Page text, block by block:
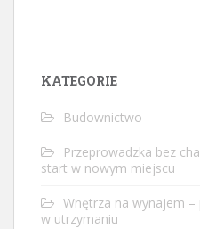
KATEGORIE
Budownictwo
Przeprowadzka bez
start w nowym miejscu
Wnętrza na wynajem –
w utrzymaniu